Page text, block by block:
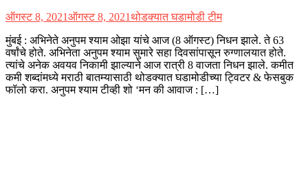
ऑगस्ट 8, 2021ऑगस्ट 8, 2021थोडक्यात घडामोडी टीम
मुंबई : अभिनेते अनुपम श्याम ओझा यांचे आज (8 ऑगस्ट) निधन झाले. ते 63
वर्षांचे होते. अभिनेता अनुपम श्याम सुमारे सहा दिवसांपासून रुग्णालयात होते.
त्यांचे अनेक अवयव निकामी झाल्याने आज रात्री 8 वाजता निधन झाले. कमीत
कमी शब्दांमध्ये मराठी बातम्यासाठी थोडक्यात घडामोडीच्या ट्विटर & फेसबुक
फॉलो करा. अनुपम श्याम टीव्ही शो ‘मन की आवाज : […]